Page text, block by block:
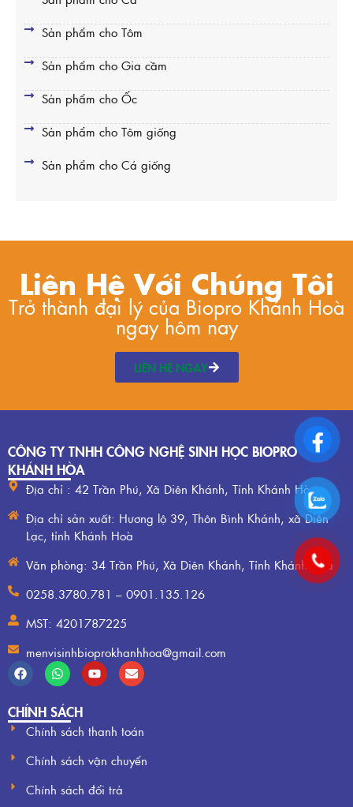
Sản phẩm cho Tôm
Sản phẩm cho Gia cầm
Sản phẩm cho Ốc
Sản phẩm cho Tôm giống
Sản phẩm cho Cá giống
Liên Hệ Với Chúng Tôi
Trở thành đại lý của Biopro Khánh Hoà
ngay hôm nay
LIÊN HỆ NGAY
CÔNG TY TNHH CÔNG NGHỆ SINH HỌC BIOPRO
KHÁNH HÒA
Địa chỉ : 42 Trần Phú, Xã Diên Khánh, Tỉnh Khánh Hòa
Địa chỉ sản xuất: Hương lộ 39, Thôn Bình Khánh, xã Diên
Lạc, tỉnh Khánh Hoà
Văn phòng: 34 Trần Phú, Xã Diên Khánh, Tỉnh Khánh Hòa
0258.3780.781 – 0901.135.126
MST: 4201787225
menvisinhbioprokhanhhoa@gmail.com
CHÍNH SÁCH
Chính sách thanh toán
Chính sách vận chuyển
Chính sách đổi trả